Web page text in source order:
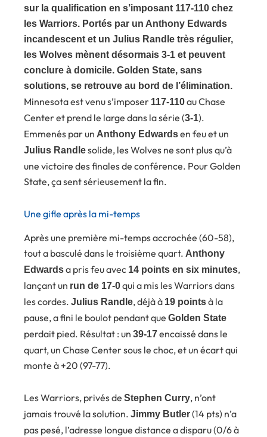
sur la qualification en s’imposant 117-110 chez
les Warriors. Portés par un Anthony Edwards
incandescent et un Julius Randle très régulier,
les Wolves mènent désormais 3-1 et peuvent
conclure à domicile. Golden State, sans
solutions, se retrouve au bord de l’élimination.
Minnesota est venu s’imposer 117-110au Chase
Center et prend le large dans la série (3-1).
Emmenés par un Anthony Edwardsen feu et un
Julius Randlesolide, les Wolves ne sont plus qu’à
une victoire des finales de conférence. Pour Golden
State, ça sent sérieusement la fin.
Une gifle après la mi-temps
Après une première mi-temps accrochée (60-58),
tout a basculé dans le troisième quart. Anthony
Edwardsa pris feu avec 14 points en six minutes,
lançant un run de 17-0qui a mis les Warriors dans
les cordes. Julius Randle, déjà à 19 pointsà la
pause, a fini le boulot pendant que Golden State
perdait pied. Résultat : un 39-17encaissé dans le
quart, un Chase Center sous le choc, et un écart qui
monte à +20 (97-77).
Les Warriors, privés de Stephen Curry, n’ont
jamais trouvé la solution. Jimmy Butler(14 pts) n’a
pas pesé, l’adresse longue distance a disparu (0/6 à